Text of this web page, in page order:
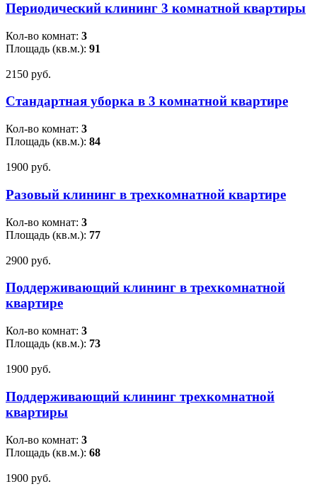
Периодический клининг 3 комнатной квартиры
Кол-во комнат: 3
Площадь (кв.м.): 91
2150 pуб.
Стандартная уборка в 3 комнатной квартире
Кол-во комнат: 3
Площадь (кв.м.): 84
1900 pуб.
Разовый клининг в трехкомнатной квартире
Кол-во комнат: 3
Площадь (кв.м.): 77
2900 pуб.
Поддерживающий клининг в трехкомнатной
квартире
Кол-во комнат: 3
Площадь (кв.м.): 73
1900 pуб.
Поддерживающий клининг трехкомнатной
квартиры
Кол-во комнат: 3
Площадь (кв.м.): 68
1900 pуб.